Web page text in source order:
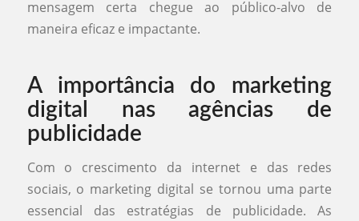
mensagem certa chegue ao público-alvo de
maneira eficaz e impactante.
A importância do marketing
digital nas agências de
publicidade
Com o crescimento da internet e das redes
sociais, o marketing digital se tornou uma parte
essencial das estratégias de publicidade. As